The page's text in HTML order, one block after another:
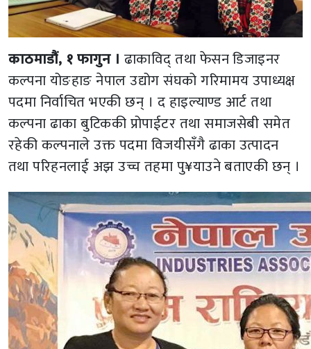
काठमाडौं, १ फागुन । ढाकाविद् तथा फेसन डिजाइनर
कल्पना योङहाङ नेपाल उद्योग संघको गरिमामय उपाध्यक्ष
पदमा निर्वाचित भएकी छन् । द हाइल्याण्ड आर्ट तथा
कल्पना ढाका बुटिककी प्रोपाईटर तथा समाजसेबी समेत
रहेकी कल्पनाले उक्त पदमा विजयीसँगै ढाका उत्पादन
तथा परिहनलाई अझ उच्च तहमा पु¥याउने बताएकी छन् ।